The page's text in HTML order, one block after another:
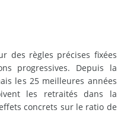
des règles précises fixées
progressives. Depuis la
les 25 meilleures années
les retraités dans la
concrets sur le ratio de